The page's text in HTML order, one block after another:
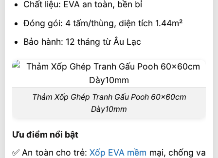
Chất liệu: EVA an toàn, bền bỉ
Đóng gói: 4 tấm/thùng, diện tích 1.44m²
Bảo hành: 12 tháng từ Âu Lạc
Thảm Xốp Ghép Tranh Gấu Pooh 60x60cm
Dày10mm
Ưu điểm nổi bật
✅ An toàn cho trẻ:Xốp EVA mềm mại, chống va